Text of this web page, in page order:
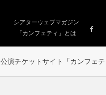
シアターウェブマガジン
「カンフェティ」とは
公演チケットサイト「カンフェテ